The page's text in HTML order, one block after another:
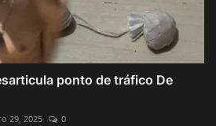
ponto de tráfico De
29, 2025 0